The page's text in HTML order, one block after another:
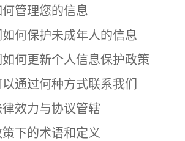
管理您的信息
保护未成年人的信息
更新个人信息保护政策
过何种方式联系我们
效力与协议管辖
下的术语和定义